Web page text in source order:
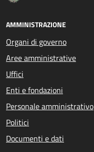
AMMINISTRAZIONE
Organi di governo
Aree amministrative
Uffici
Enti e fondazioni
Personale amministrativo
Politici
Documenti e dati